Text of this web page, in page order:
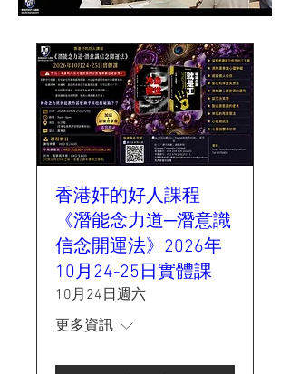
香港奸的好人課程
《潛能念力道─潛意識
信念開運法》2026年
10月24-25日實體課
10月24日週六
更多資訊